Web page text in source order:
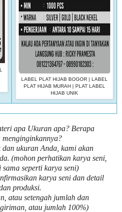
LABEL PLAT HIJAB BOGOR | LABEL
PLAT HIJAB MURAH | PLAT LABEL
HIJAB UNIK
apa Ukuran apa? Berapa
ukuran Anda, kami akan
(mohon perhatikan karya seni,
seperti karya seni)
karya seni dan detail
produksi.
atau setengah jumlah dan
atau jumlah 100%)